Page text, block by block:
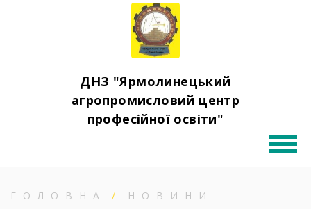
ДНЗ "Ярмолинецький
агропромисловий центр
професійної освіти"
ГОЛОВНА
НОВИНИ